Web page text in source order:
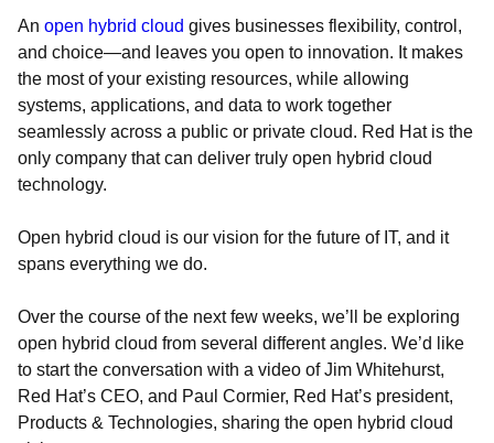
An open hybrid cloud gives businesses flexibility, control,
and choice—and leaves you open to innovation. It makes
the most of your existing resources, while allowing
systems, applications, and data to work together
seamlessly across a public or private cloud. Red Hat is the
only company that can deliver truly open hybrid cloud
technology.
Open hybrid cloud is our vision for the future of IT, and it
spans everything we do.
Over the course of the next few weeks, we’ll be exploring
open hybrid cloud from several different angles. We’d like
to start the conversation with a video of Jim Whitehurst,
Red Hat’s CEO, and Paul Cormier, Red Hat’s president,
Products & Technologies, sharing the open hybrid cloud